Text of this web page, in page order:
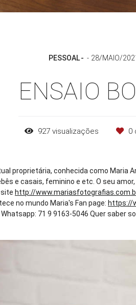
PESSOAL 28/MAIO/
ENSAIO
927 visualizações 0
proprietária, conhecida como Maria
e casais, feminino e etc. O seu
http://
no mundo Maria's Fan page: https://
71 9 9163-5046 Quer saber